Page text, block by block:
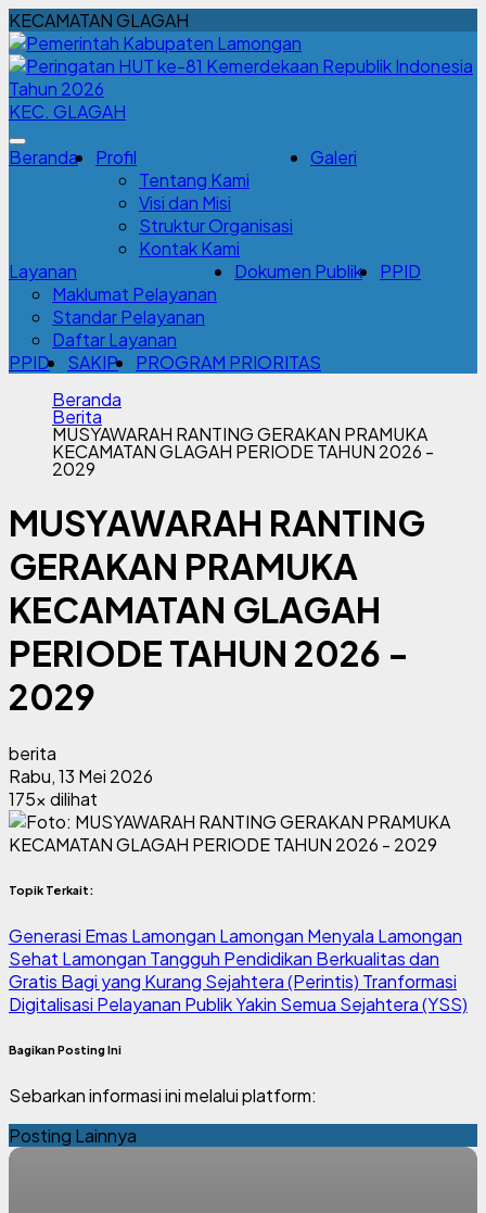
KECAMATAN GLAGAH
KEC. GLAGAH
Beranda
Profil
Tentang Kami
Visi dan Misi
Struktur Organisasi
Kontak Kami
Galeri
Layanan
Maklumat Pelayanan
Standar Pelayanan
Daftar Layanan
Dokumen Publik PPID
PPID SAKIP
PROGRAM PRIORITAS
Beranda
Berita
MUSYAWARAH RANTING GERAKAN PRAMUKA
KECAMATAN GLAGAH PERIODE TAHUN 2026 -
2029
MUSYAWARAH RANTING
GERAKAN PRAMUKA
KECAMATAN GLAGAH
PERIODE TAHUN 2026 -
2029
berita
Rabu, 13 Mei 2026
175x dilihat
Topik Terkait:
Generasi Emas Lamongan Lamongan Menyala Lamongan
Sehat Lamongan Tangguh Pendidikan Berkualitas dan
Gratis Bagi yang Kurang Sejahtera (Perintis) Tranformasi
Digitalisasi Pelayanan PublikYakin Semua Sejahtera (YSS)
Bagikan Posting Ini
Sebarkan informasi ini melalui platform:
Posting Lainnya